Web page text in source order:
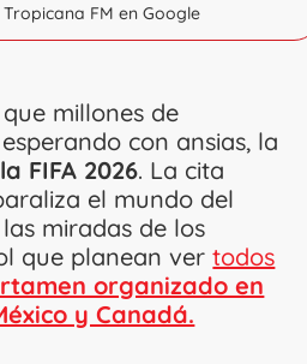
FM en Google
millones de
con ansias, la
FIFA 2026. La cita
el mundo del
miradas de los
que planean vertodos
organizado en
y Canadá.